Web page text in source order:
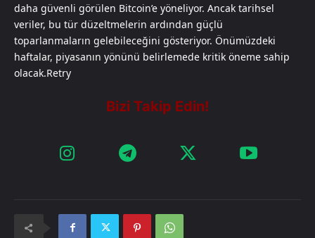
daha güvenli görülen Bitcoin’e yöneliyor. Ancak tarihsel
veriler, bu tür düzeltmelerin ardından güçlü
toparlanmaların gelebileceğini gösteriyor. Önümüzdeki
haftalar, piyasanın yönünü belirlemede kritik öneme sahip
olacak.Retry